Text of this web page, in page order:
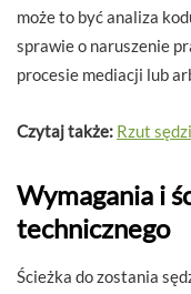
może to być analiza
sprawie o naruszenie
procesie mediacji lub
Czytaj także: Rzut
Wymagania i
technicznego
Ścieżka do zostania